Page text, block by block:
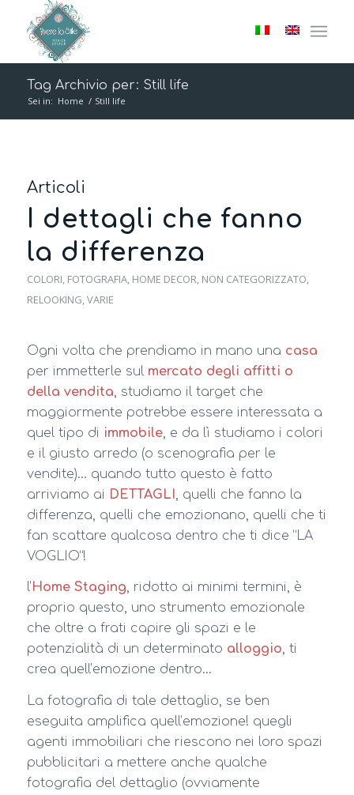
Tag Archivio per: Still life
Sei in: Home / Still life
Articoli
I dettagli che fanno
la differenza
COLORI, FOTOGRAFIA, HOME DECOR, NON CATEGORIZZATO,
RELOOKING,VARIE
Ogni volta che prendiamo in mano una casa
per immetterle sul mercato degli affitti o
della vendita , studiamo il target che
maggiormente potrebbe essere interessata a
quel tipo di immobile, e da lì studiamo i colori
e il giusto arredo (o scenografia per le
vendite)… quando tutto questo è fatto
arriviamo ai DETTAGLI
, quelli che fanno la
differenza, quelli che emozionano, quelli che ti
fan scattare qualcosa dentro che ti dice “LA
VOGLIO”!
l’Home Staging, ridotto ai minimi termini, è
proprio questo, uno strumento emozionale
che oltre a frati capire gli spazi e le
potenzialità di un determinato alloggio, ti
crea quell’emozione dentro…
La fotografia di tale dettaglio, se ben
eseguita amplifica quell’emozione! quegli
agenti immobiliari che riescono nei loro spazi
pubblicitari a mettere anche qualche
fotografia del dettaglio (ovviamente